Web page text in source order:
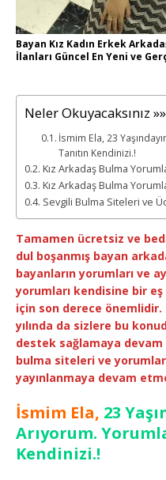
Bayan Kız Kadın Erkek
İlanları Güncel En Yeni ve
Neler Okuyacaksınız »»
İsmim Ela, 23
Tanıtın Kendinizi.!
Kız Arkadaş Bulma
Kız Arkadaş Bulma
Sevgili Bulma Siteleri ve
Tamamen ücretsiz ve
dul boşanmış bayan
bayanların yorumları ve
yorumları kendisine bir
için son derece önemlidir.
yılında da sizlere bu
destek sağlamaya
bulma siteleri ve
yayınlanmaya devam
İsmim Ela, 23
Arıyorum.
Kendinizi.!